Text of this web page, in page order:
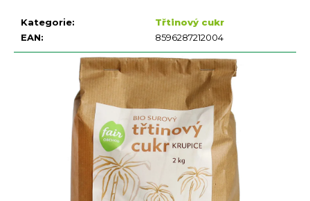
Kategorie:
Třtinový cukr
EAN: 8596287212004
t
?
HLEDAT